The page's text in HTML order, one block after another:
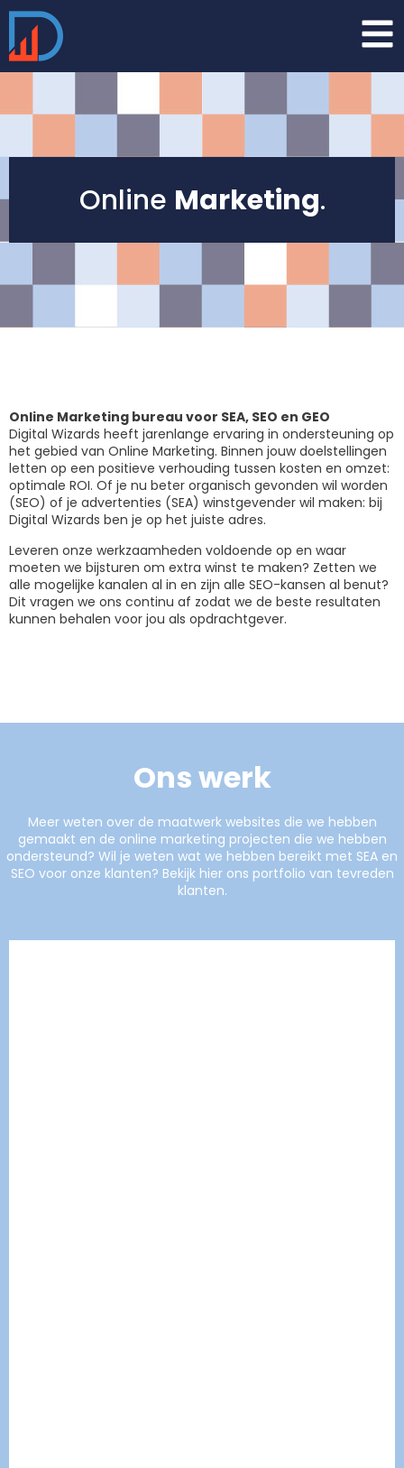
Online Marketing.
Online Marketing bureau voor SEA, SEO en GEO
Digital Wizards heeft jarenlange ervaring in ondersteuning op
het gebied van Online Marketing. Binnen jouw doelstellingen
letten op een positieve verhouding tussen kosten en omzet:
optimale ROI. Of je nu beter organisch gevonden wil worden
(SEO) of je advertenties (SEA) winstgevender wil maken: bij
Digital Wizards ben je op het juiste adres.
Leveren onze werkzaamheden voldoende op en waar
moeten we bijsturen om extra winst te maken? Zetten we
alle mogelijke kanalen al in en zijn alle SEO-kansen al benut?
Dit vragen we ons continu af zodat we de beste resultaten
kunnen behalen voor jou als opdrachtgever.
Ons werk
Meer weten over de maatwerk websites die we hebben
gemaakt en de online marketing projecten die we hebben
ondersteund? Wil je weten wat we hebben bereikt met SEA en
SEO voor onze klanten? Bekijk hier ons portfolio van tevreden
klanten.